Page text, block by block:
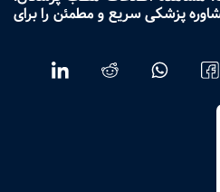
پزشکی سریع و مطمئن را برای